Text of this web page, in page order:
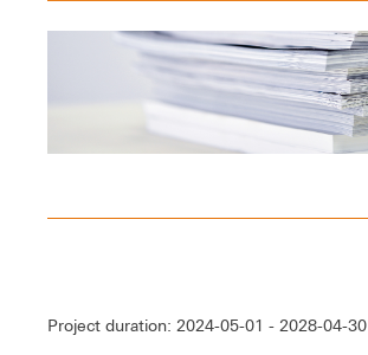
Project duration: 2024-05-01 - 2028-04-30